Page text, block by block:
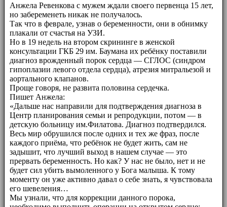
Анжела Ревенкова с мужем ждали своего первенца 15 лет,
но забеременеть никак не получалось.
Так что в феврале, узнав о беременности, они в обнимку
плакали от счастья на УЗИ.
Но в 19 недель на втором скрининге в женской
консультации ГКБ 29 им. Баумана их ребёнку поставили
диагноз врожденный порок сердца — СГЛОС (синдром
гипоплазии левого отдела сердца), атрезия митральезой и
аортального клапанов.
Проще говоря, не развита половина сердечка.
Пишет Анжела:
«Дальше нас направили для подтверждения диагноза в
Центр планирования семьи и репродукции, потом — в
детскую больницу им.Филатова. Диагноз подтвердился.
Весь мир обрушился после одних и тех же фраз, после
каждого приёма, что ребёнок не будет жить, сам не
задышит, что лучший выход в нашем случае — это
прервать беременность. Но как? У нас не было, нет и не
будет сил убить вымоленного у Бога малыша. К тому
моменту он уже активно давал о себе знать, я чувствовала
его шевеления…
Мы узнали, что для коррекции данного порока,